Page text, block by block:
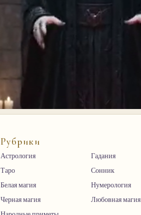
Рубрики
Астрология
Гадания
Таро
Сонник
Белая магия
Нумерология
Черная магия
Любовная магия